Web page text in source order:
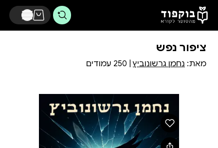
דלג לתוכן הראשי
ציפור נפש
מאת: נחמן גרשונוביץ| 250 עמודים